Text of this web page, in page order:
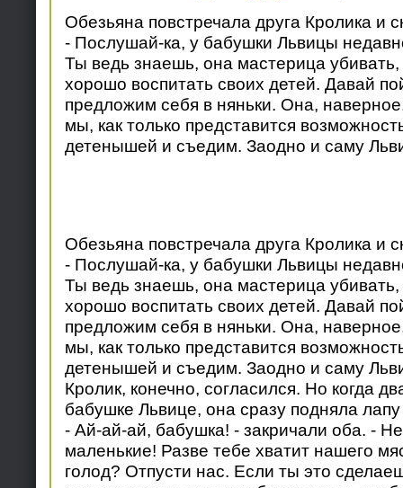
Обезьяна повстречала друга Кролика и
- Послушай-ка, у бабушки Львицы
Ты ведь знаешь, она мастерица
хорошо воспитать своих детей. Давай
предложим себя в няньки. Она,
мы, как только представится
детенышей и съедим. Заодно и саму
Обезьяна повстречала друга Кролика и
- Послушай-ка, у бабушки Львицы
Ты ведь знаешь, она мастерица
хорошо воспитать своих детей. Давай
предложим себя в няньки. Она,
мы, как только представится
детенышей и съедим. Заодно и саму
Кролик, конечно, согласился. Но когда
бабушке Львице, она сразу подняла
- Ай-ай-ай, бабушка! - закричали оба. -
маленькие! Разве тебе хватит нашего
голод? Отпусти нас. Если ты это